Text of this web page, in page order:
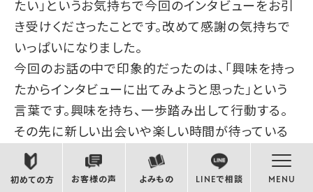
初めての方 お客様の声 よみもの LINEで相談 MENU
たい」というお気持ちで今回のインタビューをお引
き受けくださったことです。改めて感謝の気持ちで
いっぱいになりました。
今回のお話の中で印象的だったのは、「興味を持っ
たからインタビューに出てみようと思った」という
言葉です。興味を持ち、一歩踏み出して行動する。
その先に新しい出会いや楽しい時間が待っている
ことを、加藤さまご自身が体現されているように感
じました。